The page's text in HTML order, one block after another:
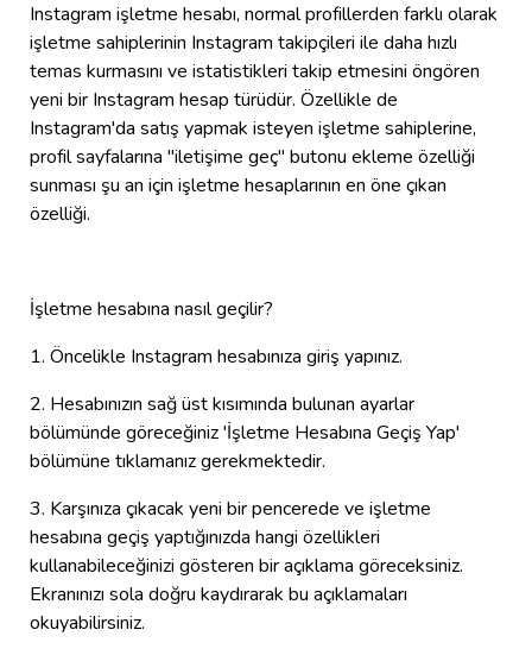
Instagram işletme hesabı, normal profillerden farklı olarak
işletme sahiplerinin Instagram takipçileri ile daha hızlı
temas kurmasını ve istatistikleri takip etmesini öngören
yeni bir Instagram hesap türüdür. Özellikle de
Instagram'da satış yapmak isteyen işletme sahiplerine,
profil sayfalarına "iletişime geç" butonu ekleme özelliği
sunması şu an için işletme hesaplarının en öne çıkan
özelliği.
İşletme hesabına nasıl geçilir?
1. Öncelikle Instagram hesabınıza giriş yapınız.
2. Hesabınızın sağ üst kısımında bulunan ayarlar
bölümünde göreceğiniz 'İşletme Hesabına Geçiş Yap'
bölümüne tıklamanız gerekmektedir.
3. Karşınıza çıkacak yeni bir pencerede ve işletme
hesabına geçiş yaptığınızda hangi özellikleri
kullanabileceğinizi gösteren bir açıklama göreceksiniz.
Ekranınızı sola doğru kaydırarak bu açıklamaları
okuyabilirsiniz.